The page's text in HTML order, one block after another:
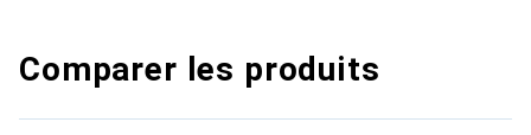
Comparer les produits